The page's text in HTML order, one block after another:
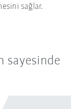
sağlar.
sayesinde